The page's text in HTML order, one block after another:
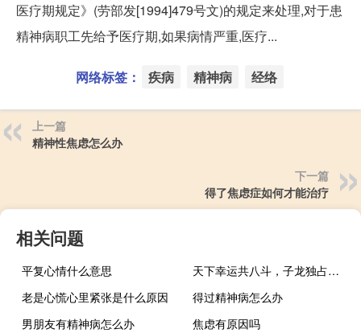
医疗期规定》(劳部发[1994]479号文)的规定来处理,对于患
精神病职工先给予医疗期,如果病情严重,医疗...
网络标签： 疾病 精神病 经络
上一篇
精神性焦虑怎么办
下一篇
得了焦虑症如何才能治疗
相关问题
平复心情什么意思
天下幸运共八斗，子龙独占一石，其余共欠两斗什么梗
老是心慌心里紧张是什么原因
得过精神病怎么办
男朋友有精神病怎么办
焦虑有原因吗